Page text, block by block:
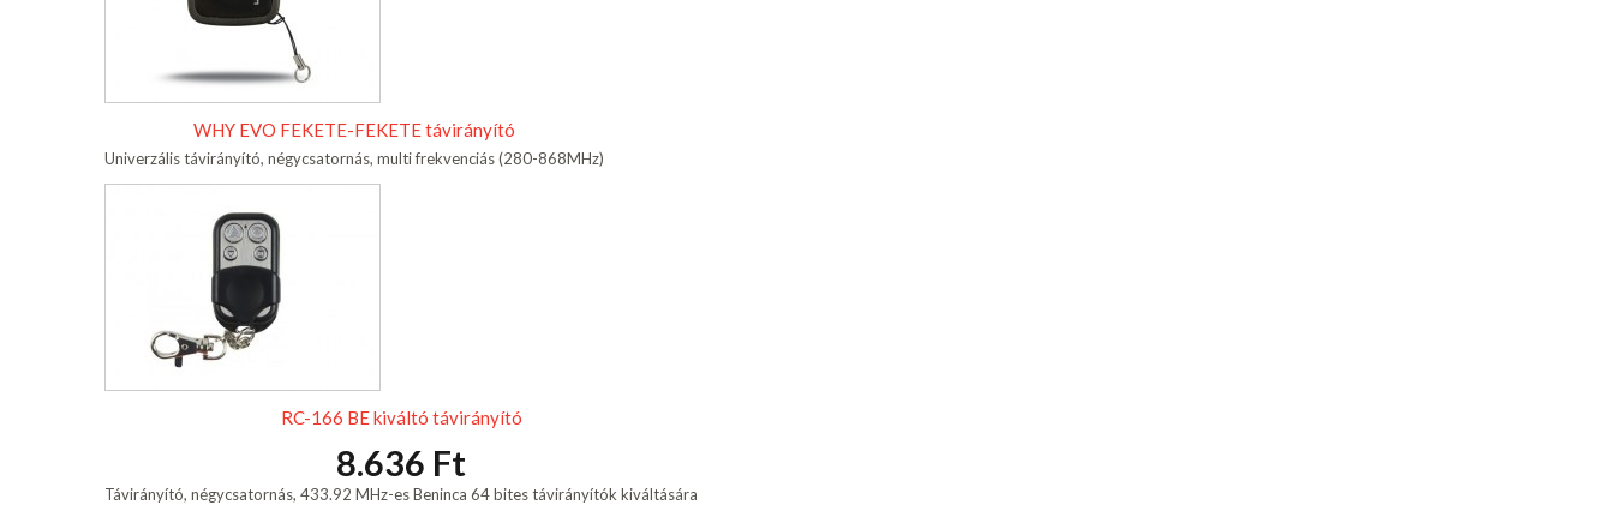
WHY EVO FEKETE-FEKETE távirányító
Univerzális távirányító, négycsatornás, multi frekvenciás (280-868MHz)
RC-166 BE kiváltó távirányító
8.636 Ft
Távirányító, négycsatornás, 433.92 MHz-es Beninca 64 bites távirányítók kiváltására